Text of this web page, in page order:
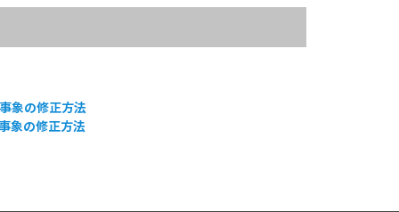
象の修正方法
象の修正方法